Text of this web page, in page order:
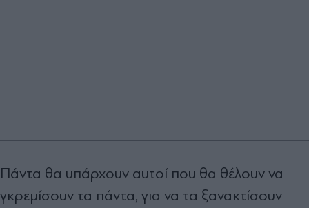
Πάντα θα υπάρχουν αυτοί που θα θέλουν να
γκρεµίσουν τα πάντα, για να τα ξανακτίσουν